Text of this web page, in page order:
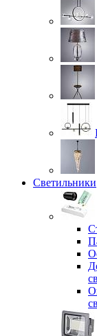
Светильники